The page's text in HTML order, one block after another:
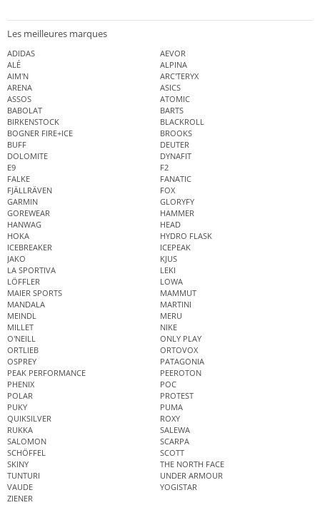
Les meilleures marques
ADIDAS
AEVOR
ALÉ
ALPINA
AIM'N
ARC'TERYX
ARENA
ASICS
ASSOS
ATOMIC
BABOLAT
BARTS
BIRKENSTOCK
BLACKROLL
BOGNER FIRE+ICE
BROOKS
BUFF
DEUTER
DOLOMITE
DYNAFIT
E9
F2
FALKE
FANATIC
FJÄLLRÄVEN
FOX
GARMIN
GLORYFY
GOREWEAR
HAMMER
HANWAG
HEAD
HOKA
HYDRO FLASK
ICEBREAKER
ICEPEAK
JAKO
KJUS
LA SPORTIVA
LEKI
LÖFFLER
LOWA
MAIER SPORTS
MAMMUT
MANDALA
MARTINI
MEINDL
MERU
MILLET
NIKE
O'NEILL
ONLY PLAY
ORTLIEB
ORTOVOX
OSPREY
PATAGONIA
PEAK PERFORMANCE
PEEROTON
PHENIX
POC
POLAR
PROTEST
PUKY
PUMA
QUIKSILVER
ROXY
RUKKA
SALEWA
SALOMON
SCARPA
SCHÖFFEL
SCOTT
SKINY
THE NORTH FACE
TUNTURI
UNDER ARMOUR
VAUDE
YOGISTAR
ZIENER